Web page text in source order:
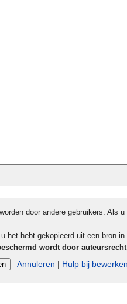
door andere gebruikers.
hebt gekopieerd uit een bron
wordt door
Annuleren | Hulp bij bewerken